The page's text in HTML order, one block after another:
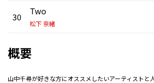
30 Two
松下 奈緒
概要
山中千尋が好きな方にオススメしたいアーティストと